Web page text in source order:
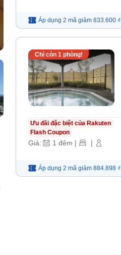
Áp dụng 2 mã giảm 833.600 ₫
Chỉ còn 1phòng!
Ưu đãi đặc biệt của Rakuten
Flash Coupon
Giá: 1 đêm | |
Áp dụng 2 mã giảm 884.898 ₫